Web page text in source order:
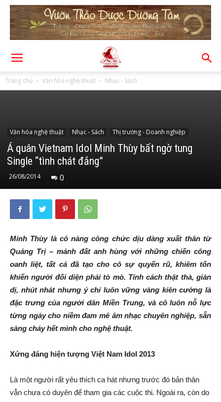
Trang chủ Văn hóa nghệ thuật Nhạc - Sách
Văn hóa nghệ thuật Nhạc - Sách Thị trường - Doanh nghiệp
Á quân Vietnam Idol Minh Thùy bất ngờ tung
Single “tình chát đắng”
26/08/2014 0
Minh Thùy là cô nàng công chức dịu dàng xuất thân từ
Quảng Trị – mảnh đất anh hùng với những chiến công
oanh liệt, tất cả đã tạo cho cô sự quyến rũ, khiêm tốn
khiến người đối diện phải tò mò. Tính cách thật thà, giản
dị, nhút nhát nhưng ý chí luôn vững vàng kiên cường là
đặc trưng của người dân Miền Trung, và cô luôn nỗ lực
từng ngày cho niềm đam mê âm nhạc chuyên nghiệp, sẵn
sàng cháy hết mình cho nghệ thuật.
Xứng đáng hiện tượng Việt Nam Idol 2013
Là một người rất yêu thích ca hát nhưng trước đó bản thân
vẫn chưa có duyên để tham gia các cuộc thi. Ngoài ra, còn do